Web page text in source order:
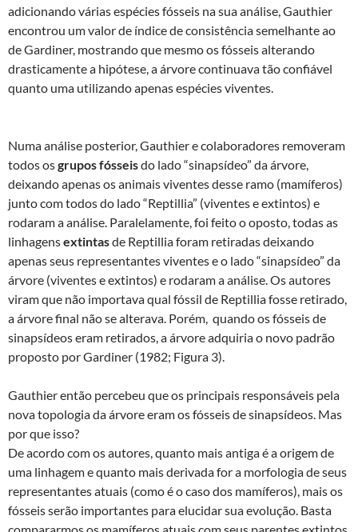
adicionando várias espécies fósseis na sua análise, Gauthier
encontrou um valor de índice de consistência semelhante ao
de Gardiner, mostrando que mesmo os fósseis alterando
drasticamente a hipótese, a árvore continuava tão confiável
quanto uma utilizando apenas espécies viventes.
Numa análise posterior, Gauthier e colaboradores removeram
todos osgrupos fósseisdo lado “sinapsídeo” da árvore,
deixando apenas os animais viventes desse ramo (mamíferos)
junto com todos do lado “Reptillia” (viventes e extintos) e
rodaram a análise. Paralelamente, foi feito o oposto, todas as
linhagensextintasde Reptillia foram retiradas deixando
apenas seus representantes viventes e o lado “sinapsídeo” da
árvore (viventes e extintos) e rodaram a análise. Os autores
viram que não importava qual fóssil de Reptillia fosse retirado,
a árvore final não se alterava. Porém, quando os fósseis de
sinapsídeos eram retirados, a árvore adquiria o novo padrão
proposto por Gardiner (1982; Figura 3).
Gauthier então percebeu que os principais responsáveis pela
nova topologia da árvore eram os fósseis de sinapsídeos. Mas
por que isso?
De acordo com os autores, quanto mais antiga é a origem de
uma linhagem e quanto mais derivada for a morfologia de seus
representantes atuais (como é o caso dos mamíferos), mais os
fósseis serão importantes para elucidar sua evolução. Basta